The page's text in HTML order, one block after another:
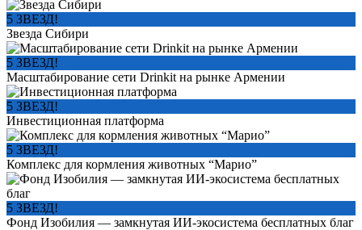
5 ЗВЕЗД!
Звезда Сибири
5 ЗВЕЗД!
Масштабирование сети Drinkit на рынке Армении
5 ЗВЕЗД!
Инвестиционная платформа
5 ЗВЕЗД!
Комплекс для кормления животных “Марио”
5 ЗВЕЗД!
Фонд Изобилия — замкнутая ИИ-экосистема бесплатных благ